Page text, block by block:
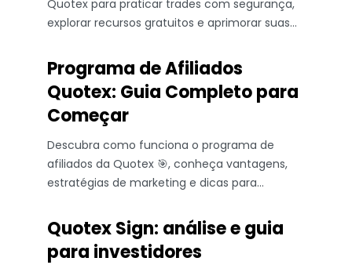
Quotex para praticar trades com segurança,
explorar recursos gratuitos e aprimorar suas
Programa de Afiliados
Quotex: Guia Completo para
Começar
Descubra como funciona o programa de
afiliados da Quotex 🎯, conheça vantagens,
estratégias de marketing e dicas para
Quotex Sign: análise e guia
para investidores